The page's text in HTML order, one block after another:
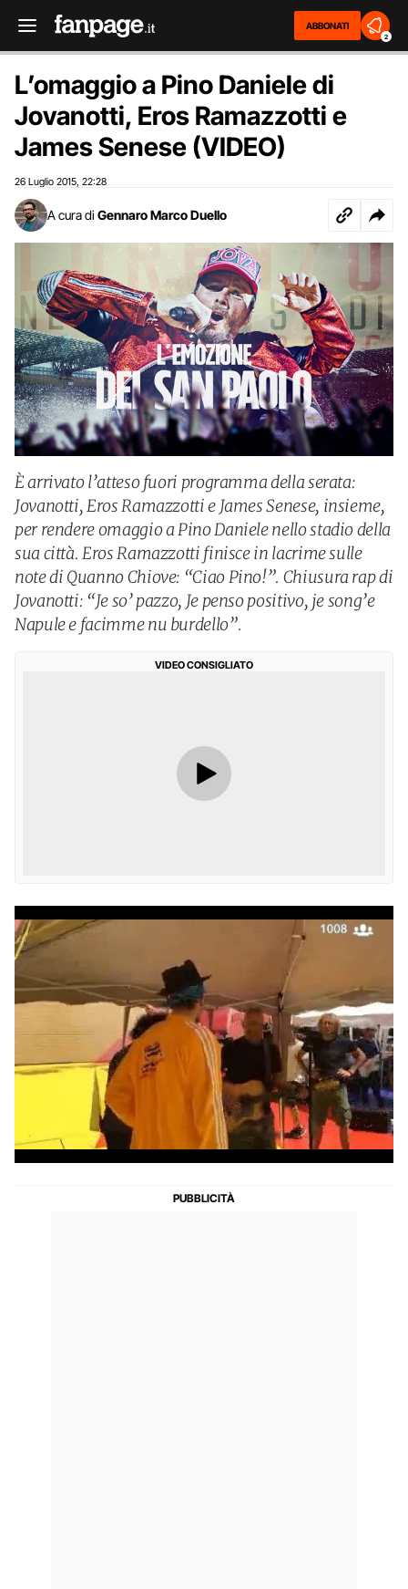
ABBONATI
2
L’omaggio a Pino Daniele di
Jovanotti, Eros Ramazzotti e
James Senese (VIDEO)
26 Luglio 2015 22:28
A cura di Gennaro Marco Duello
È arrivato l’atteso fuori programma della serata:
Jovanotti, Eros Ramazzotti e James Senese, insieme,
per rendere omaggio a Pino Daniele nello stadio della
sua città. Eros Ramazzotti finisce in lacrime sulle
note di Quanno Chiove: “Ciao Pino!”. Chiusura rap di
Jovanotti: “Je so’ pazzo, Je penso positivo, je song’e
Napule e facimme nu burdello”.
VIDEO CONSIGLIATO